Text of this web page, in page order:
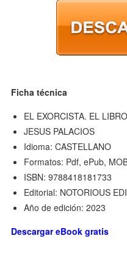
Ficha técnica
EL EXORCISTA. EL
JESUS PALACIOS
Idioma: CASTELLANO
Formatos: Pdf, ePub,
ISBN: 9788418181733
Editorial: NOTORIOUS
Año de edición: 2023
Descargar eBook gratis